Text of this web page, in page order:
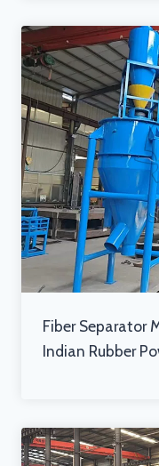
Fiber Separator
Indian Rubber